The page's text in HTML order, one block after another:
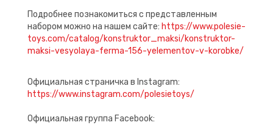
Подробнее познакомиться с представленным
набором можно на нашем сайте: https://www.polesie-
toys.com/catalog/konstruktor_maksi/konstruktor-
maksi-vesyolaya-ferma-156-yelementov-v-korobke/
Официальная страничка в Instagram:
https://www.instagram.com/polesietoys/
Официальная группа Facebook: